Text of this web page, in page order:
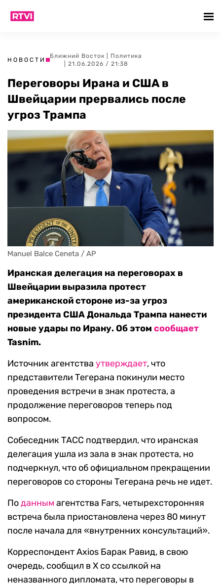
НОВОСТИ
Ближний Восток
Политика
| 21.06.2026 / 21:38
Переговоры Ирана и США в
Швейцарии прервались после
угроз Трампа
Manuel Balce Ceneta / AP
Иранская делегация на переговорах в
Швейцарии выразила протест
американской стороне из-за угроз
президента США Дональда Трампа нанести
новые удары по Ирану. Об этом сообщает
Tasnim.
Источник агентства утверждает, что
представители Тегерана покинули место
проведения встречи в знак протеста, а
продолжение переговоров теперь под
вопросом.
Собеседник ТАСС подтвердил, что иранская
делегация ушла из зала в знак протеста, но
подчеркнул, что об официальном прекращении
переговоров со стороны Тегерана речь не идет.
Поданным агентства Fars, четырехсторонняя
встреча была приостановлена через 80 минут
после начала для «внутренних консультаций».
Корреспондент Axios Барак Равид, в свою
очередь, сообщил в X со ссылкой на
неназванного дипломата, что переговоры в